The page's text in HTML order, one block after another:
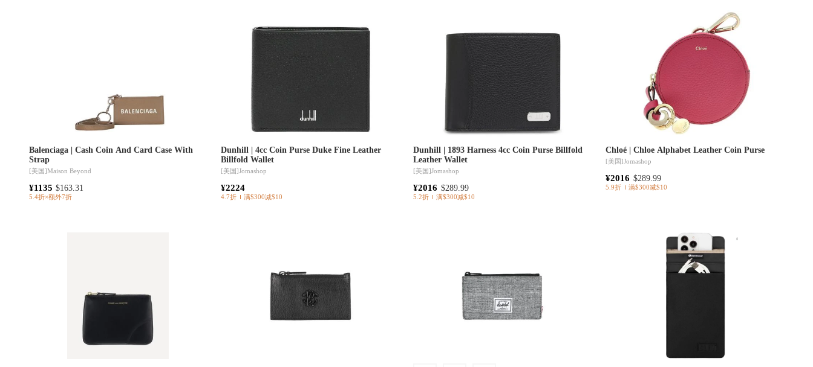
Balenciaga | Cash Coin And Card Case With
Strap
[美国]Maison Beyond
¥1135 $163.31
5.4折×额外7折
Dunhill | 4cc Coin Purse Duke Fine Leather
Billfold Wallet
[美国]Jomashop
¥2224
4.7折 满$300减$10
Dunhill | 1893 Harness 4cc Coin Purse Billfold
Leather Wallet
[美国]Jomashop
¥2016 $289.99
5.2折 满$300减$10
Chloé | Chloe Alphabet Leather Coin Purse
[美国]Jomashop
¥2016 $289.99
5.9折 满$300减$10